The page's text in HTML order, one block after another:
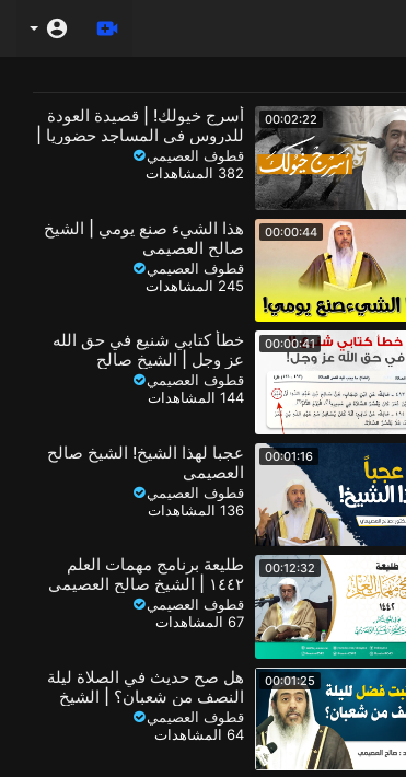
00:02:22
أسرج خيولك! | قصيدة العودة
للدروس في المساجد حضوريا |
الشيخ صالح العصيمي
قطوف العصيمي
382 المشاهدات
00:00:44
هذا الشيء صنع يومي | الشيخ
صالح العصيمي
قطوف العصيمي
245 المشاهدات
00:00:41
خطأ كتابي شنيع في حق الله
عز وجل | الشيخ صالح
العصيمي
قطوف العصيمي
144 المشاهدات
00:01:16
عجبا لهذا الشيخ! الشيخ صالح
العصيمي
قطوف العصيمي
136 المشاهدات
00:12:32
طليعة برنامج مهمات العلم
١٤٤٢ | الشيخ صالح العصيمي
قطوف العصيمي
67 المشاهدات
00:01:25
هل صح حديث في الصلاة ليلة
النصف من شعبان؟ | الشيخ
صالح العصيمي
قطوف العصيمي
64 المشاهدات